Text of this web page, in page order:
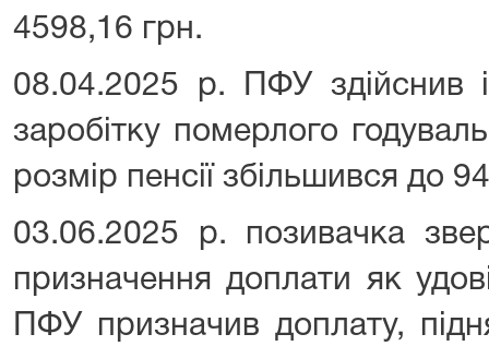
4598,16 грн.
08.04.2025 р. ПФУ здійснив
заробітку померлого
розмір пенсії збільшився до
03.06.2025 р. позивачка
призначення доплати як
ПФУ призначив доплату,